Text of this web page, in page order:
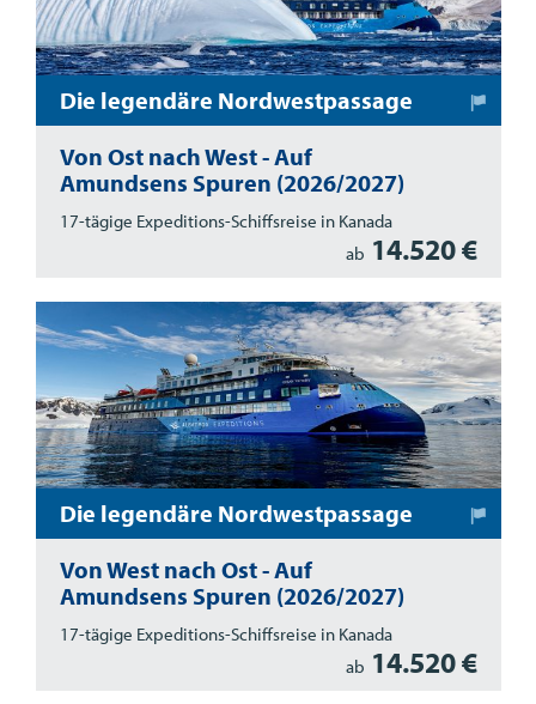
Die legendäre Nordwestpassage
Von Ost nach West - Auf
Amundsens Spuren (2026/2027)
17-tägige Expeditions-Schiffsreise in Kanada
ab 14.520 €
Die legendäre Nordwestpassage
Von West nach Ost - Auf
Amundsens Spuren (2026/2027)
17-tägige Expeditions-Schiffsreise in Kanada
ab 14.520 €